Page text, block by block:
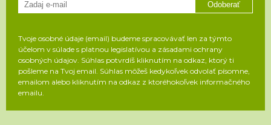
Odoberať
Tvoje osobné údaje (email) budeme spracovávať len za týmto
účelom v súlade s platnou legislatívou a zásadami ochrany
osobných údajov. Súhlas potvrdíš kliknutím na odkaz, ktorý ti
pošleme na Tvoj email. Súhlas môžeš kedykoľvek odvolať písomne,
emailom alebo kliknutím na odkaz z ktoréhokoľvek informačného
emailu.